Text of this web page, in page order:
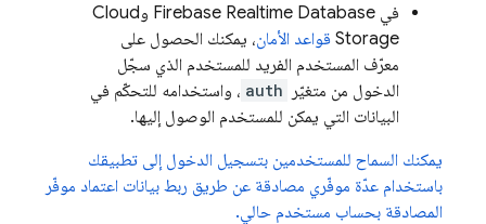
في Firebase Realtime Database وCloud
Storage قواعد الأمان، يمكنك الحصول على
معرّف المستخدم الفريد للمستخدم الذي سجّل
الدخول من متغيّر
auth ، واستخدامه للتحكّم في
البيانات التي يمكن للمستخدم الوصول إليها.
يمكنك السماح للمستخدمين بتسجيل الدخول إلى تطبيقك
باستخدام عدّة موفّري مصادقة عن طريق ربط بيانات اعتماد موفّر
المصادقة بحساب مستخدم حالي.